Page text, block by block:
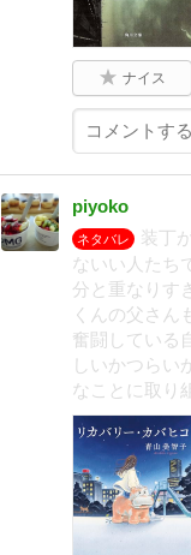
ナイス
piyoko
ネタバレ
装丁
ないい人たち
分と重なりす
くんの父さん
奮闘している
しいかつらい
なことに取り